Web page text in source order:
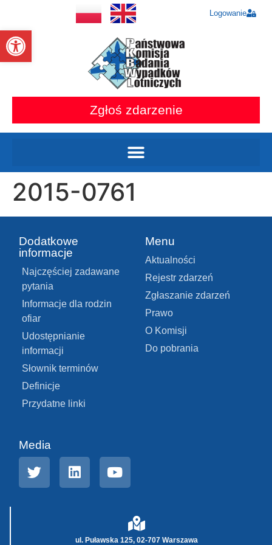
Otwórz pasek narzędzi
Logowanie
Zgłoś zdarzenie
2015-0761
Dodatkowe
informacje
Najczęściej zadawane
pytania
Informacje dla rodzin
ofiar
Udostępnianie
informacji
Słownik terminów
Definicje
Przydatne linki
Menu
Aktualności
Rejestr zdarzeń
Zgłaszanie zdarzeń
Prawo
O Komisji
Do pobrania
Media
ul. Puławska 125, 02-707 Warszawa